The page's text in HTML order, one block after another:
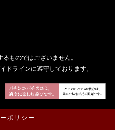
ものではございません。
ドラインに遵守しております。
ポリシー